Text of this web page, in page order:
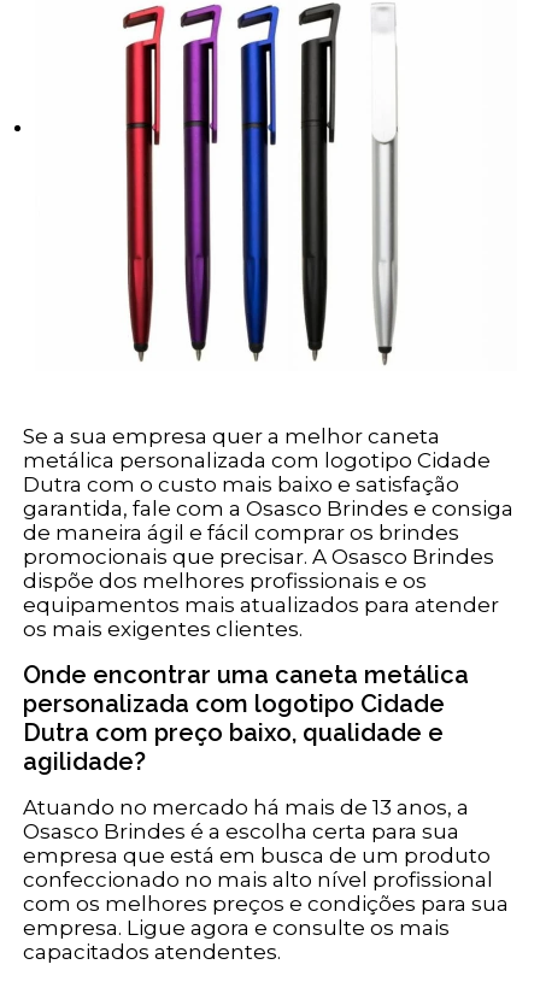
Se a sua empresa quer a melhor caneta
metálica personalizada com logotipo Cidade
Dutra com o custo mais baixo e satisfação
garantida, fale com a Osasco Brindes e consiga
de maneira ágil e fácil comprar os brindes
promocionais que precisar. A Osasco Brindes
dispõe dos melhores profissionais e os
equipamentos mais atualizados para atender
os mais exigentes clientes.
Onde encontrar uma caneta metálica
personalizada com logotipo Cidade
Dutra com preço baixo, qualidade e
agilidade?
Atuando no mercado há mais de 13 anos, a
Osasco Brindes é a escolha certa para sua
empresa que está em busca de um produto
confeccionado no mais alto nível profissional
com os melhores preços e condições para sua
empresa. Ligue agora e consulte os mais
capacitados atendentes.